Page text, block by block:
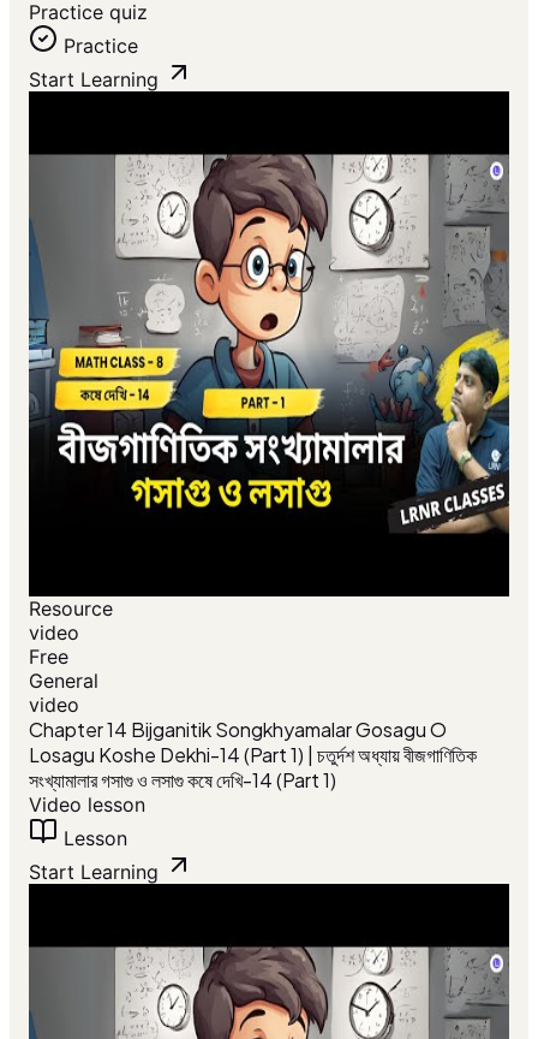
Practice quiz
Practice
Start Learning
Resource
video
Free
General
video
Chapter 14 Bijganitik Songkhyamalar Gosagu O
Losagu Koshe Dekhi-14 (Part 1) | চতুর্দশ অধ্যায় বীজগাণিতিক
সংখ্যামালার গসাগু ও লসাগু কষে দেখি-14 (Part 1)
Video lesson
Lesson
Start Learning